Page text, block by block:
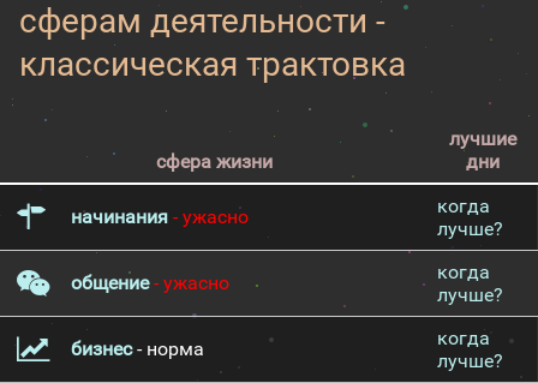
сферам деятельности -
классическая трактовка
сфера жизни
лучшие
дни
начинания - ужасно
когда
лучше?
общение- ужасно
когда
лучше?
бизнес- норма
когда
лучше?